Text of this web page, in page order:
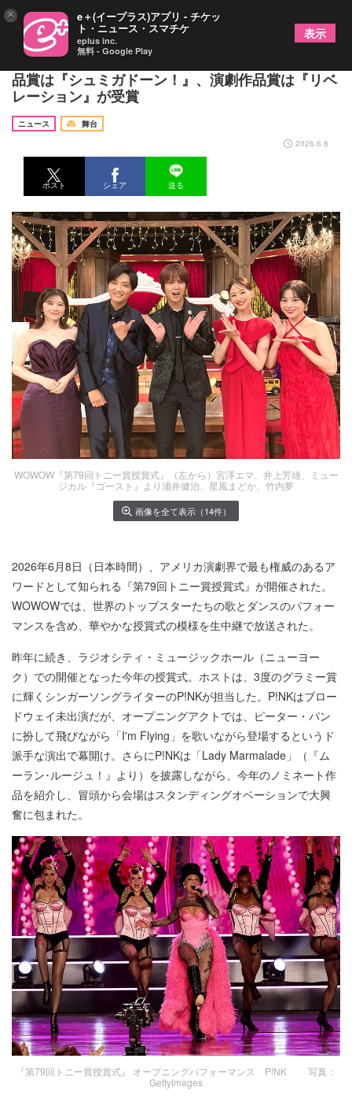
『第79回トニー賞授賞式』が開催 ミュージカル作
品賞は『シュミガドーン！』、演劇作品賞は『リベ
レーション』が受賞
ニュース
舞台
2026.6.8
ポスト シェア 送る
WOWOW『第79回トニー賞授賞式』（左から）宮澤エマ、井上芳雄、ミュー
ジカル『ゴースト』より浦井健治、星風まどか、竹内夢
画像を全て表示（14件）
2026年6月8日（日本時間）、アメリカ演劇界で最も権威のあるア
ワードとして知られる『第79回トニー賞授賞式』が開催された。
WOWOWでは、世界のトップスターたちの歌とダンスのパフォー
マンスを含め、華やかな授賞式の模様を生中継で放送された。
昨年に続き、ラジオシティ・ミュージックホール（ニューヨー
ク）での開催となった今年の授賞式。ホストは、3度のグラミー賞
に輝くシンガーソングライターのP!NKが担当した。P!NKはブロー
ドウェイ未出演だが、オープニングアクトでは、ピーター・パン
に扮して飛びながら「I'm Flying」を歌いながら登場するというド
派手な演出で幕開け。さらにP!NKは「Lady Marmalade」（『ム
ーラン･ルージュ！』より）を披露しながら、今年のノミネート作
品を紹介し、冒頭から会場はスタンディングオベーションで大興
奮に包まれた。
『第79回トニー賞授賞式』 オープニングパフォーマンス P!NK 写真：
GettyImages
× e＋(イープラス)アプリ - チケッ
ト・ニュース・スマチケ
eplus inc.
無料 - Google Play
表示